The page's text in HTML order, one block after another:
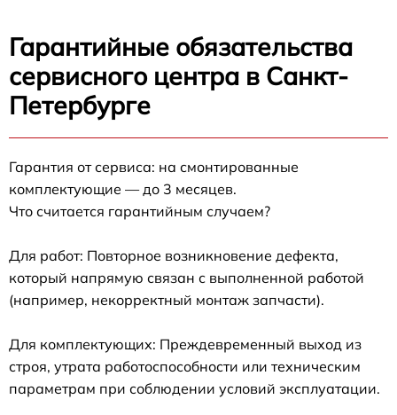
Гарантийные обязательства
сервисного центра в Санкт-
Петербурге
Гарантия от сервиса: на смонтированные
комплектующие — до 3 месяцев.
Что считается гарантийным случаем?
Для работ: Повторное возникновение дефекта,
который напрямую связан с выполненной работой
(например, некорректный монтаж запчасти).
Для комплектующих: Преждевременный выход из
строя, утрата работоспособности или техническим
параметрам при соблюдении условий эксплуатации.